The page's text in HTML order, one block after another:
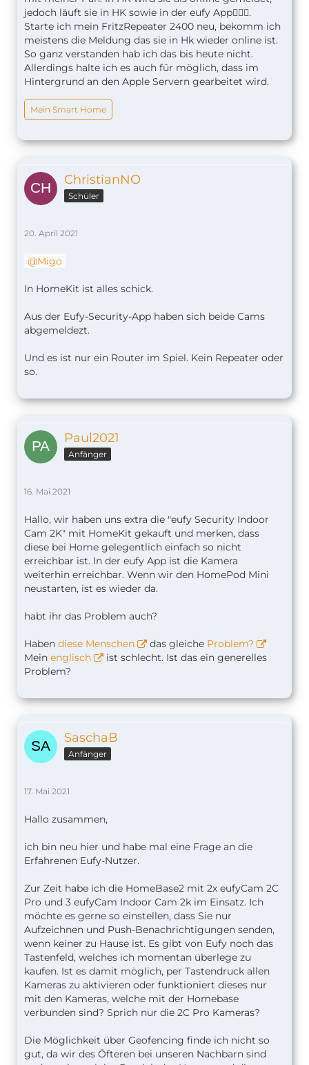
jedoch läuft sie in HK sowie in der eufy App🤷🏼‍♂️.
Starte ich mein FritzRepeater 2400 neu, bekomm ich
meistens die Meldung das sie in Hk wieder online ist.
So ganz verstanden hab ich das bis heute nicht.
Allerdings halte ich es auch für möglich, dass im
Hintergrund an den Apple Servern gearbeitet wird.
Mein Smart Home
ChristianNO
Schüler
20. April 2021
Migo
In HomeKit ist alles schick.
Aus der Eufy-Security-App haben sich beide Cams
abgemeldezt.
Und es ist nur ein Router im Spiel. Kein Repeater oder
so.
Paul2021
Anfänger
16. Mai 2021
Hallo, wir haben uns extra die "eufy Security Indoor
Cam 2K" mit HomeKit gekauft und merken, dass
diese bei Home gelegentlich einfach so nicht
erreichbar ist. In der eufy App ist die Kamera
weiterhin erreichbar. Wenn wir den HomePod Mini
neustarten, ist es wieder da.
habt ihr das Problem auch?
Haben diese Menschen das gleiche Problem?
Mein englisch
ist schlecht. Ist das ein generelles
Problem?
SaschaB
Anfänger
17. Mai 2021
Hallo zusammen,
ich bin neu hier und habe mal eine Frage an die
Erfahrenen Eufy-Nutzer.
Zur Zeit habe ich die HomeBase2 mit 2x eufyCam 2C
Pro und 3 eufyCam Indoor Cam 2k im Einsatz. Ich
möchte es gerne so einstellen, dass Sie nur
Aufzeichnen und Push-Benachrichtigungen senden,
wenn keiner zu Hause ist. Es gibt von Eufy noch das
Tastenfeld, welches ich momentan überlege zu
kaufen. Ist es damit möglich, per Tastendruck allen
Kameras zu aktivieren oder funktioniert dieses nur
mit den Kameras, welche mit der Homebase
verbunden sind? Sprich nur die 2C Pro Kameras?
Die Möglichkeit über Geofencing finde ich nicht so
gut, da wir des Öfteren bei unseren Nachbarn sind